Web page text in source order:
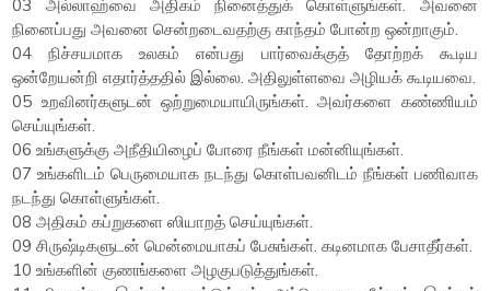
03 அல்லாஹ்வை அதிகம் நினைத்துக் கொள்ளுங்கள். அவனை
நினைப்பது அவனை சென்றடைவதற்கு காந்தம் போன்ற ஒன்றாகும்.
04 நிச்சயமாக உலகம் என்பது பார்வைக்குத் தோற்றக் கூடிய
ஒன்றேயன்றி எதார்த்ததில் இல்லை. அதிலுள்ளவை அழியக் கூடியவை.
05 உறவினர்களுடன் ஒற்றுமையாயிருங்கள். அவர்களை கண்ணியம்
செய்யுங்கள்.
06 உங்களுக்கு அநீதியிழைப் போரை நீங்கள் மன்னியுங்கள்.
07 உங்களிடம் பெருமையாக நடந்து கொள்பவனிடம் நீங்கள் பணிவாக
நடந்து கொள்ளுங்கள்.
08 அதிகம் கப்றுகளை ஸியாறத் செய்யுங்கள்.
09 சிருஷ்டிகளுடன் மென்மையாகப் பேசுங்கள். கடினமாக பேசாதீர்கள்.
10 உங்களின் குணங்களை அழகுபடுத்துங்கள்.